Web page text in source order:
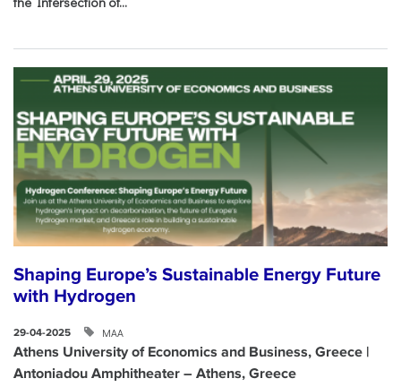
Shaping Europe’s Sustainable Energy Future
with Hydrogen
29-04-2025 ΜΑΑ
Athens University of Economics and Business, Greece |
Antoniadou Amphitheater – Athens, Greece